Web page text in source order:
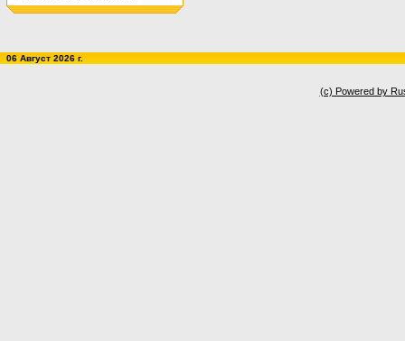
06 Август 2026 г.
(c) Powered by